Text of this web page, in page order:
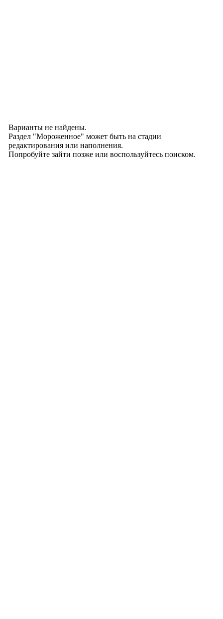
Варианты не найдены.
Раздел "Мороженное" может быть на стадии
редактирования или наполнения.
Попробуйте зайти позже или воспользуйтесь поиском.